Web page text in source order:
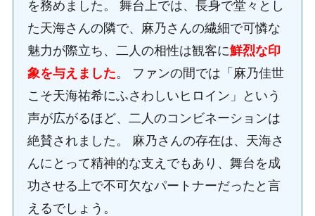
を務めました。 舞台上では、長身で堂々とし
た天海さんの隣で、麻乃さんの繊細で可憐な
魅力が際立ち、二人の相性は観客に鮮烈な印
象を与えました。 ファンの間では「麻乃佳世
こそ天海祐希にふさわしいヒロイン」という
声が広がるほど、二人のコンビネーションは
絶賛されました。 麻乃さんの存在は、天海さ
んにとって精神的な支えでもあり、舞台を成
功させる上で不可欠なパートナーだったと言
えるでしょう。